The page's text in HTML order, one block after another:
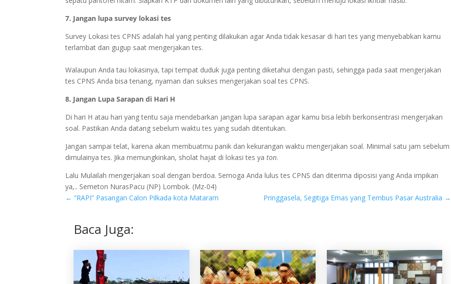
7. Jangan lupa survey lokasi tes
Survey Lokasi tes CPNS adalah hal yang penting dilakukan agar Anda tidak kesasar di hari tes yang menyebabkan kamu
terlambat dan gugup saat mengerjakan tes.
Walaupun Anda tau lokasinya, tapi tempat duduk juga penting diketahui dengan pasti, sehingga pada saat mengerjakan
tes CPNS Anda bisa tenang, nyaman dan sukses mengerjakan soal tes CPNS.
8. Jangan Lupa Sarapan di Hari H
Di hari H atau hari yang tentu saja mendebarkan jangan lupa sarapan agar kamu bisa lebih berkonsentrasi mengerjakan
soal. Pastikan Anda datang sebelum waktu tes yang sudah ditentukan.
Jangan sampai telat, karena akan membuatmu panik dan kekurangan waktu mengerjakan soal. Minimal satu jam sebelum
dimulainya tes. Jika memungkinkan, sholat hajat di lokasi tes yaton.
Lalu Mulailah mengerjakan soal dengan berdoa. Semoga Anda lulus tes CPNS dan diterima diposisi yang Anda impikan
ya,.. Semeton NurasPacu (NP) Lombok. (Mz-04)
← “RAPI” Pasangan Calon Pilkada kota Mataram Pringgasela, Segitiga Emas yang Tembus Pasar Australia →
Baca Juga: